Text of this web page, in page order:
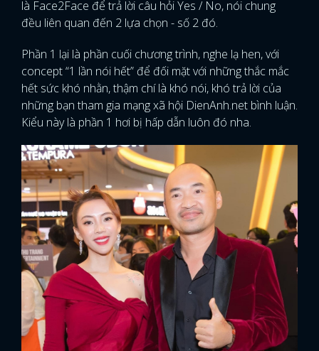
là Face2Face để trả lời câu hỏi Yes / No, nói chung
đều liên quan đến 2 lựa chọn - số 2 đó.
Phần 1 lại là phần cuối chương trình, nghe lạ hen, với
concept “1 lần nói hết” để đối mặt với những thắc mắc
hết sức khó nhằn, thậm chí là khó nói, khó trả lời của
những bạn tham gia mạng xã hội DienAnh.net bình luận.
Kiểu này là phần 1 hơi bị hấp dẫn luôn đó nha.